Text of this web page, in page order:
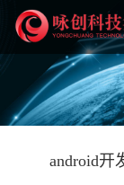
android开